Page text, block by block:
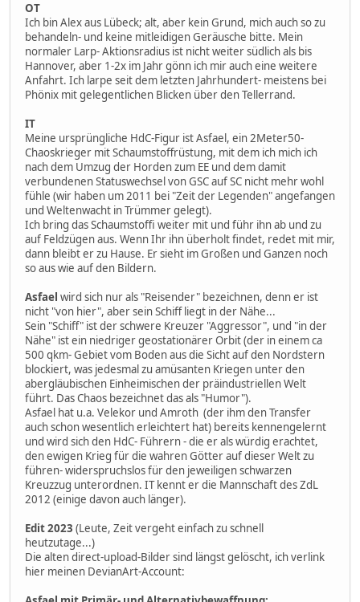
OT
Ich bin Alex aus Lübeck; alt, aber kein Grund, mich auch so zu
behandeln- und keine mitleidigen Geräusche bitte. Mein
normaler Larp- Aktionsradius ist nicht weiter südlich als bis
Hannover, aber 1-2x im Jahr gönn ich mir auch eine weitere
Anfahrt. Ich larpe seit dem letzten Jahrhundert- meistens bei
Phönix mit gelegentlichen Blicken über den Tellerrand.
IT
Meine ursprüngliche HdC-Figur ist Asfael, ein 2Meter50-
Chaoskrieger mit Schaumstoffrüstung, mit dem ich mich ich
nach dem Umzug der Horden zum EE und dem damit
verbundenen Statuswechsel von GSC auf SC nicht mehr wohl
fühle (wir haben um 2011 bei "Zeit der Legenden" angefangen
und Weltenwacht in Trümmer gelegt).
Ich bring das Schaumstoffi weiter mit und führ ihn ab und zu
auf Feldzügen aus. Wenn Ihr ihn überholt findet, redet mit mir,
dann bleibt er zu Hause. Er sieht im Großen und Ganzen noch
so aus wie auf den Bildern.
Asfael wird sich nur als "Reisender" bezeichnen, denn er ist
nicht "von hier", aber sein Schiff liegt in der Nähe...
Sein "Schiff" ist der schwere Kreuzer "Aggressor", und "in der
Nähe" ist ein niedriger geostationärer Orbit (der in einem ca
500 qkm- Gebiet vom Boden aus die Sicht auf den Nordstern
blockiert, was jedesmal zu amüsanten Kriegen unter den
abergläubischen Einheimischen der präindustriellen Welt
führt. Das Chaos bezeichnet das als "Humor").
Asfael hat u.a. Velekor und Amroth (der ihm den Transfer
auch schon wesentlich erleichtert hat) bereits kennengelernt
und wird sich den HdC- Führern - die er als würdig erachtet,
den ewigen Krieg für die wahren Götter auf dieser Welt zu
führen- widerspruchslos für den jeweiligen schwarzen
Kreuzzug unterordnen. IT kennt er die Mannschaft des ZdL
2012 (einige davon auch länger).
Edit 2023 (Leute, Zeit vergeht einfach zu schnell
heutzutage...)
Die alten direct-upload-Bilder sind längst gelöscht, ich verlink
hier meinen DevianArt-Account: